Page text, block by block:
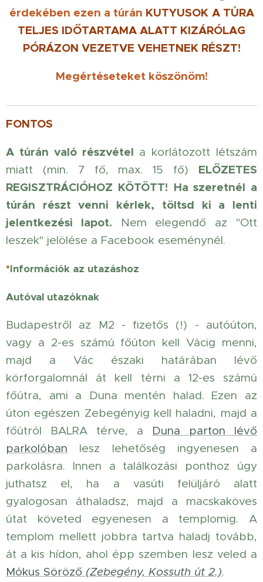
érdekében ezen a túrán KUTYUSOK A TÚRA
TELJES IDŐTARTAMA ALATT KIZÁRÓLAG
PÓRÁZON VEZETVE VEHETNEK RÉSZT!
Megértéseteket köszönöm!
FONTOS
A túrán való részvétel a korlátozott létszám
miatt (min. 7 fő, max. 15 fő) ELŐZETES
REGISZTRÁCIÓHOZ KÖTÖTT! Ha szeretnél a
túrán részt venni kérlek, töltsd ki a lenti
jelentkezési lapot. Nem elegendő az "Ott
leszek" jelölése a Facebook eseménynél.
*Információk az utazáshoz
Autóval utazóknak
Budapestről az M2 - fizetős (!) - autóúton,
vagy a 2-es számú főúton kell Vácig menni,
majd a Vác északi határában lévő
körforgalomnál át kell térni a 12-es számú
főútra, ami a Duna mentén halad. Ezen az
úton egészen Zebegényig kell haladni, majd a
főútról BALRA térve, a Duna parton lévő
parkolóban lesz lehetőség ingyenesen a
parkolásra. Innen a találkozási ponthoz úgy
juthatsz el, ha a vasúti felüljáró alatt
gyalogosan áthaladsz, majd a macskaköves
útat követed egyenesen a templomig. A
templom mellett jobbra tartva haladj tovább,
át a kis hídon, ahol épp szemben lesz veled a
Mókus Söröző (Zebegény, Kossuth út 2.).